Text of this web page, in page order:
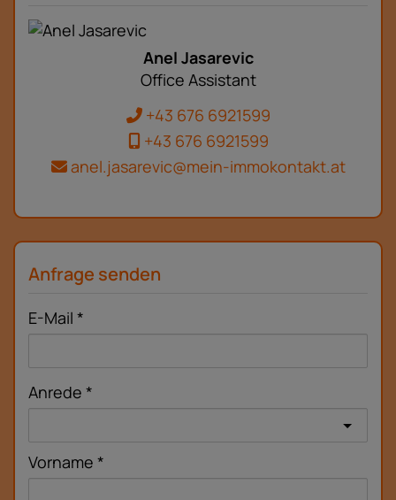
Anel Jasarevic
Office Assistant
+43 676 6921599
+43 676 6921599
anel.jasarevic@mein-immokontakt.at
Anfrage senden
E-Mail
Anrede
Vorname